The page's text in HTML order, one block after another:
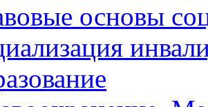
ОО ВОС
основы